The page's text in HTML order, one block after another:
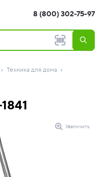
8 (800) 302-75-97
Техника для дома
Увеличить